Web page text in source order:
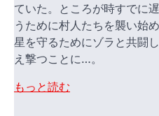
ていた。ところが時すでに
うために村人たちを襲い始
星を守るためにゾラと共闘
え撃つことに…。
もっと読む